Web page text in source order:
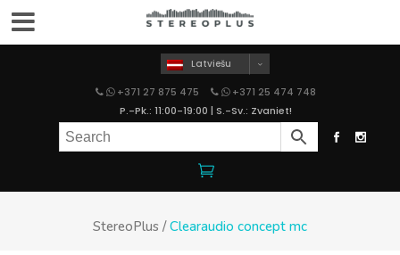
Latviešu
+371 27 875 475
+371 25 474 748
P.-Pk.: 11:00-19:00 | S.-Sv.: Zvaniet!
StereoPlus /Clearaudio concept mc